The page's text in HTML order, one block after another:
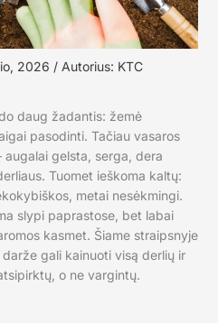
2026 / Autorius: KTC
daug žadantis: žemė
pasodinti. Tačiau vasaros
gelsta, serga, dera
Tuomet ieškoma kaltų:
metai nesėkmingi.
slypi paprastose, bet labai
kasmet. Šiame straipsnyje
gali kainuoti visą derlių ir
o ne vargintų.